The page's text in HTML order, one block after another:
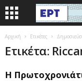
Αρχική Ετικέτες
Ετικέτα:
Η